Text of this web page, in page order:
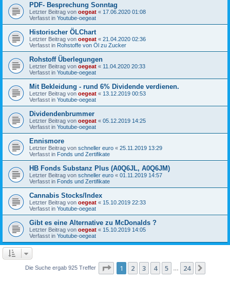
PDF- Besprechung Sonntag
Letzter Beitrag von oegeat « 17.06.2020 01:08
Verfasst in Youtube-oegeat
Historischer ÖLChart
Letzter Beitrag von oegeat « 21.04.2020 02:36
Verfasst in Rohstoffe von Öl zu Zucker
Rohstoff Überlegungen
Letzter Beitrag von oegeat « 11.04.2020 20:33
Verfasst in Youtube-oegeat
Mit Bekleidung - rund 6% Dividende verdienen.
Letzter Beitrag von oegeat « 13.12.2019 00:53
Verfasst in Youtube-oegeat
Dividendenbrummer
Letzter Beitrag von oegeat « 05.12.2019 14:25
Verfasst in Youtube-oegeat
Ennismore
Letzter Beitrag von schneller euro « 25.11.2019 13:29
Verfasst in Fonds und Zertifikate
HB Fonds Substanz Plus (A0Q6JL, A0Q6JM)
Letzter Beitrag von schneller euro « 01.11.2019 14:57
Verfasst in Fonds und Zertifikate
Cannabis Stocks/Index
Letzter Beitrag von oegeat « 15.10.2019 22:33
Verfasst in Youtube-oegeat
Gibt es eine Alternative zu McDonalds ?
Letzter Beitrag von oegeat « 15.10.2019 14:05
Verfasst in Youtube-oegeat
Die Suche ergab 925 Treffer Seite 1von 24
1 2 3 4 5 24